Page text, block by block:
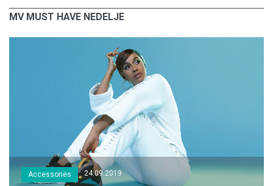
MV MUST HAVE NEDELJE
Accessories 24.09.2019